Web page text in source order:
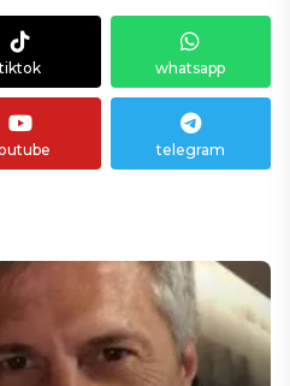
tiktok whatsapp
telegram